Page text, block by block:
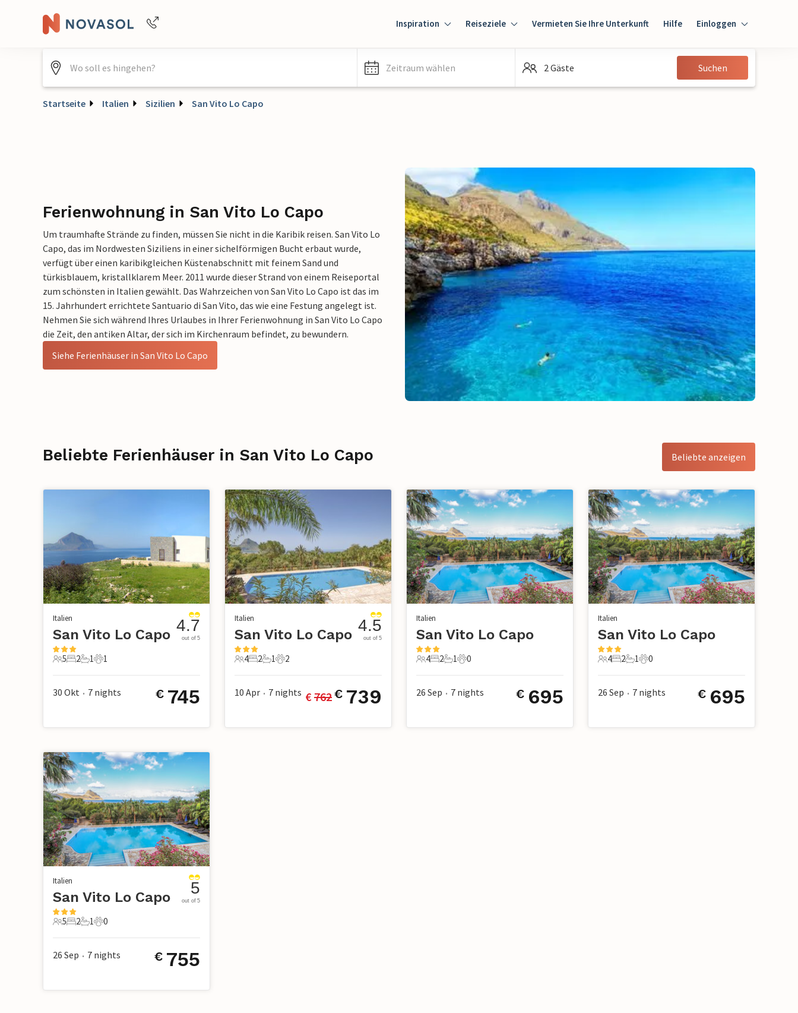
Inspiration Reiseziele Vermieten Sie Ihre Unterkunft Hilfe Einloggen
Einloggen
Gast
Zeitraum wählen 2 Gäste Suchen
Startseite Italien Sizilien San Vito Lo Capo
Ferienwohnung in San Vito Lo Capo
Um traumhafte Strände zu finden, müssen Sie nicht in die Karibik reisen. San Vito Lo
Capo, das im Nordwesten Siziliens in einer sichelförmigen Bucht erbaut wurde,
verfügt über einen karibikgleichen Küstenabschnitt mit feinem Sand und
türkisblauem, kristallklarem Meer. 2011 wurde dieser Strand von einem Reiseportal
zum schönsten in Italien gewählt. Das Wahrzeichen von San Vito Lo Capo ist das im
15. Jahrhundert errichtete Santuario di San Vito, das wie eine Festung angelegt ist.
Nehmen Sie sich während Ihres Urlaubes in Ihrer Ferienwohnung in San Vito Lo Capo
die Zeit, den antiken Altar, der sich im Kirchenraum befindet, zu bewundern.
Siehe Ferienhäuser in San Vito Lo Capo
Beliebte Ferienhäuser in San Vito Lo Capo Beliebte anzeigen
Italien
San Vito Lo Capo
5 Gäste
5
2 Schlafzimmer
2
1 Badezimmer
1
1 Haustier
1
4.7
out of 5
30 Okt • 7 nights € 745
Italien
San Vito Lo Capo
4 Gäste
4
2 Schlafzimmer
2
1 Badezimmer
1
2 Haustiere
2
4.5
out of 5
10 Apr • 7 nights € 762€ 739
Italien
San Vito Lo Capo
4 Gäste
4
2 Schlafzimmer
2
1 Badezimmer
1
0 Haustiere
0
26 Sep • 7 nights € 695
Italien
San Vito Lo Capo
4 Gäste
4
2 Schlafzimmer
2
1 Badezimmer
1
0 Haustiere
0
26 Sep • 7 nights € 695
Italien
San Vito Lo Capo
5 Gäste
5
2 Schlafzimmer
2
1 Badezimmer
1
0 Haustiere
0
5
out of 5
26 Sep • 7 nights € 755